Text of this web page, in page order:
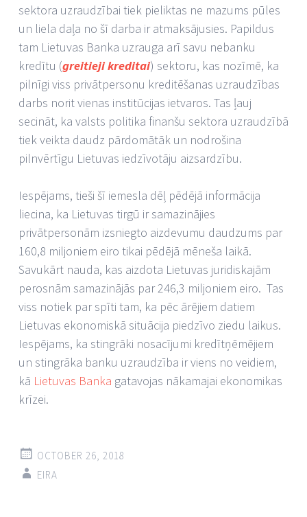
sektora uzraudzībai tiek pieliktas ne mazums pūles
un liela daļa no šī darba ir atmaksājusies. Papildus
tam Lietuvas Banka uzrauga arī savu nebanku
kredītu (greitieji kreditai) sektoru, kas nozīmē, ka
pilnīgi viss privātpersonu kreditēšanas uzraudzības
darbs norit vienas institūcijas ietvaros. Tas ļauj
secināt, ka valsts politika finanšu sektora uzraudzībā
tiek veikta daudz pārdomātāk un nodrošina
pilnvērtīgu Lietuvas iedzīvotāju aizsardzību.
Iespējams, tieši šī iemesla dēļ pēdējā informācija
liecina, ka Lietuvas tirgū ir samazinājies
privātpersonām izsniegto aizdevumu daudzums par
160,8 miljoniem eiro tikai pēdējā mēneša laikā.
Savukārt nauda, kas aizdota Lietuvas juridiskajām
perosnām samazinājās par 246,3 miljoniem eiro. Tas
viss notiek par spīti tam, ka pēc ārējiem datiem
Lietuvas ekonomiskā situācija piedzīvo ziedu laikus.
Iespējams, ka stingrāki nosacījumi kredītņēmējiem
un stingrāka banku uzraudzība ir viens no veidiem,
kā Lietuvas Banka gatavojas nākamajai ekonomikas
krīzei.
OCTOBER 26, 2018
EIRA